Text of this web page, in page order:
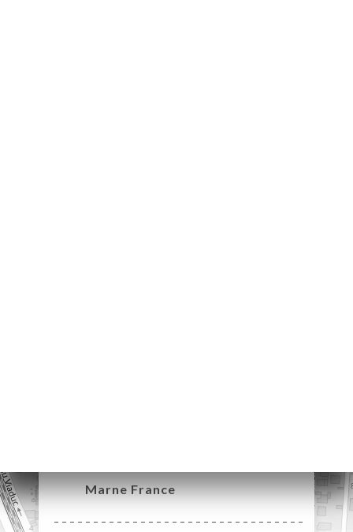
Marne France